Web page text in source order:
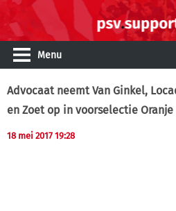
Menu
Advocaat neemt Van Ginkel,
en Zoet op in voorselectie Oranje
18 mei 2017 19:28